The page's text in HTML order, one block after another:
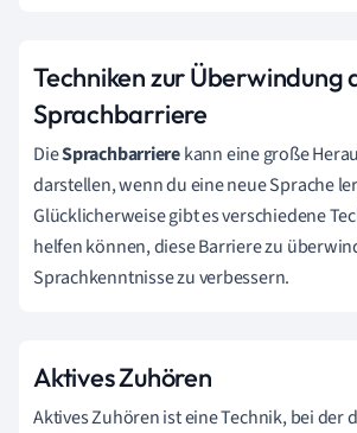
Techniken zur Überwindung
Sprachbarriere
DieSprachbarrierekann eine große
darstellen, wenn du eine neue Sprache
Glücklicherweise gibt es verschiedene
helfen können, diese Barriere zu
Sprachkenntnisse zu verbessern.
Aktives Zuhören
Aktives Zuhören ist eine Technik, bei der